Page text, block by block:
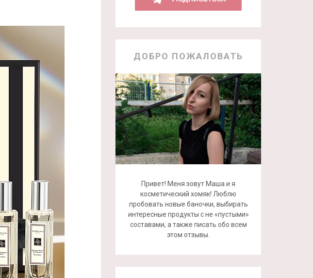
ДОБРО ПОЖАЛОВАТЬ
Привет! Меня зовут Маша и я
косметический хомяк! Люблю
пробовать новые баночки, выбирать
интересные продукты с не «пустыми»
составами, а также писать обо всем
этом отзывы.